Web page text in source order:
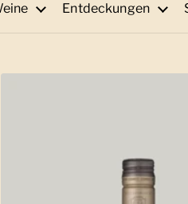
Entdeckungen